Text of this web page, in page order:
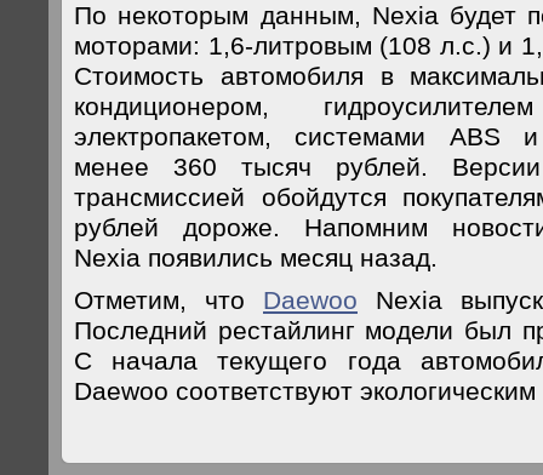
По некоторым данным, Nexia будет
моторами: 1,6-литровым (108 л.с.) и
Стоимость автомобиля в
кондиционером,
электропакетом, системами ABS
менее 360 тысяч рублей. Версии
трансмиссией обойдутся
рублей дороже. Напомним
Nexia появились месяц назад.
Отметим, что Daewoo Nexia
Последний рестайлинг модели был
С начала текущего года
Daewoo соответствуют